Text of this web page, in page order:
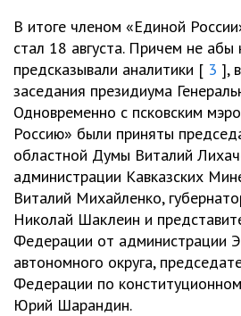
В итоге членом «Единой
стал 18 августа. Причем не абы
предсказывали аналитики [ 3 ],
заседания президиума
Одновременно с псковским
Россию» были приняты
областной Думы Виталий
администрации Кавказских
Виталий Михайленко,
Николай Шаклеин и
Федерации от администрации
автономного округа,
Федерации по
Юрий Шарандин.